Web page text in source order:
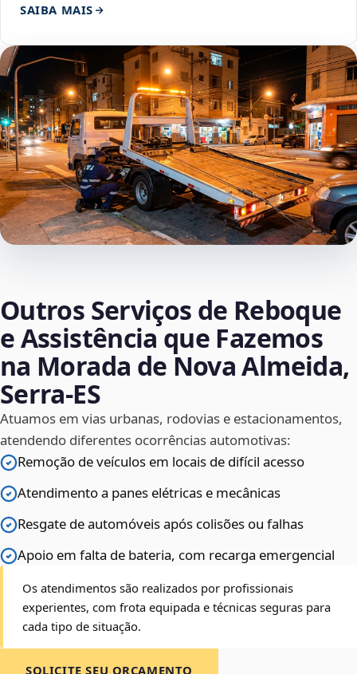
SAIBA MAIS
Outros Serviços de Reboque
e Assistência que Fazemos
na Morada de Nova Almeida,
Serra‑ES
Atuamos em vias urbanas, rodovias e estacionamentos,
atendendo diferentes ocorrências automotivas:
Remoção de veículos em locais de difícil acesso
Atendimento a panes elétricas e mecânicas
Resgate de automóveis após colisões ou falhas
Apoio em falta de bateria, com recarga emergencial
Os atendimentos são realizados por profissionais
experientes, com frota equipada e técnicas seguras para
cada tipo de situação.
SOLICITE SEU ORÇAMENTO